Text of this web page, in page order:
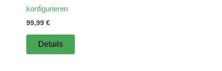
konfigurieren
99,99 €
Details